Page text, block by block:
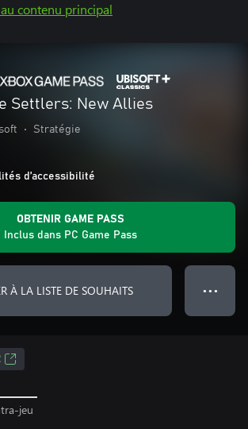
contenu principal
Settlers: New Allies
• Stratégie
d’accessibilité
OBTENIR GAME PASS
Inclus dans PC Game Pass
À LA LISTE DE SOUHAITS ● ● ●
jeu